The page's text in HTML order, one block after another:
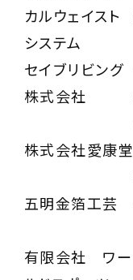
カルウェイスト
システム
セイブリビング
株式会社
株式会社愛康堂
五明金箔工芸
有限会社 ワー